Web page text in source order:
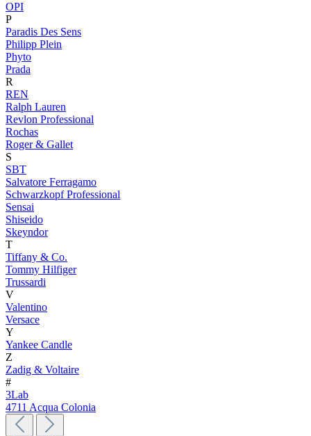
OPI
P
Paradis Des Sens
Philipp Plein
Phyto
Prada
R
REN
Ralph Lauren
Revlon Professional
Rochas
Roger & Gallet
S
SBT
Salvatore Ferragamo
Schwarzkopf Professional
Sensai
Shiseido
Skeyndor
T
Tiffany & Co.
Tommy Hilfiger
Trussardi
V
Valentino
Versace
Y
Yankee Candle
Z
Zadig & Voltaire
#
3Lab
4711 Acqua Colonia